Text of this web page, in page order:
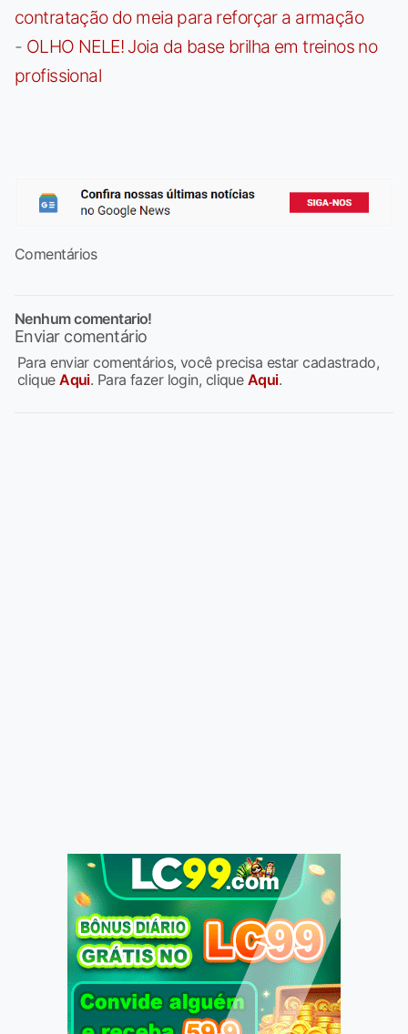
contratação do meia para reforçar a armação
- OLHO NELE! Joia da base brilha em treinos no
profissional
Comentários
Nenhum comentario!
Enviar comentário
Para enviar comentários, você precisa estar cadastrado,
cliqueAqui. Para fazer login, clique Aqui.